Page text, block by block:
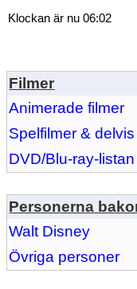
Klockan är nu 06:02
Filmer
Animerade filmer
Spelfilmer &
DVD/Blu-ray-listan
Personerna
Walt Disney
Övriga personer